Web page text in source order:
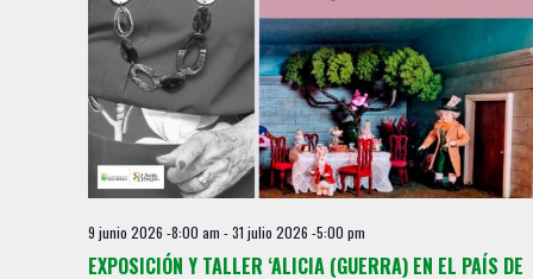
9 junio 2026 -8:00 am -31 julio 2026 -5:00 pm
EXPOSICIÓN Y TALLER ‘ALICIA (GUERRA) EN EL PAÍS DE